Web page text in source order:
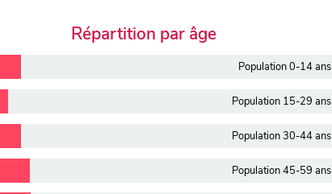
Répartition par âge
Population 0-14 ans
Population 15-29 ans
Population 30-44 ans
Population 45-59 ans